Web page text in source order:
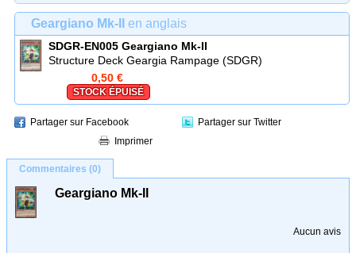
Geargiano Mk-II en anglais
SDGR-EN005 Geargiano Mk-II
Structure Deck Geargia Rampage (SDGR)
0,50 €
STOCK ÉPUISÉ
Partager sur Facebook
Partager sur Twitter
Imprimer
Commentaires (0)
Geargiano Mk-II
Aucun avis